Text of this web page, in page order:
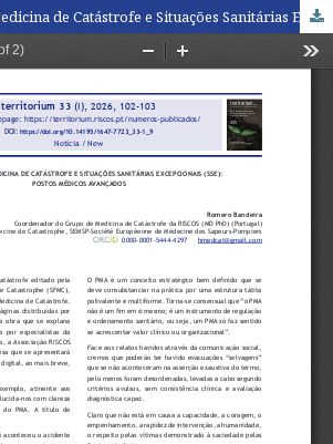
Vademecum de Medicina de Catástrofe e Situações Sanitárias Excepcionais (SSE): Postos Médicos Avançados